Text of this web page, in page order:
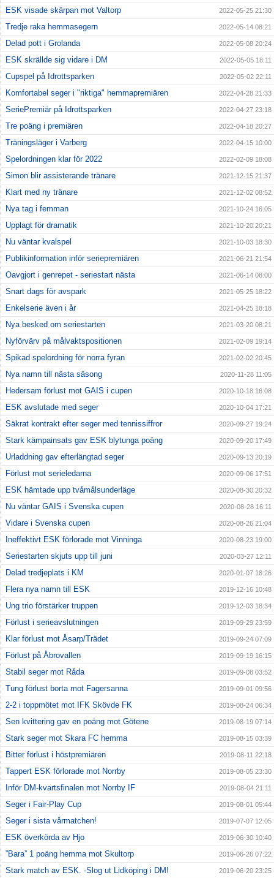
ESK visade skärpan mot Valtorp 2022-05-25 21:30
Tredje raka hemmasegern 2022-05-14 08:21
Delad pott i Grolanda 2022-05-08 20:24
ESK skrällde sig vidare i DM 2022-05-05 18:11
Cupspel på Idrottsparken 2022-05-02 22:11
Komfortabel seger i "riktiga" hemmapremiären 2022-04-28 21:33
SeriePremiär på Idrottsparken 2022-04-27 23:18
Tre poäng i premiären 2022-04-18 20:27
Träningsläger i Varberg 2022-04-15 10:00
Spelordningen klar för 2022 2022-02-09 18:08
Simon blir assisterande tränare 2021-12-15 21:37
Klart med ny tränare 2021-12-02 08:52
Nya tag i femman 2021-10-24 16:05
Upplagt för dramatik 2021-10-20 20:21
Nu väntar kvalspel 2021-10-03 18:30
Publikinformation inför seriepremiären 2021-06-21 21:54
Oavgjort i genrepet - seriestart nästa 2021-06-14 08:00
Snart dags för avspark 2021-05-25 18:22
Enkelserie även i år 2021-04-25 18:18
Nya besked om seriestarten 2021-03-20 08:21
Nyförvärv på målvaktspositionen 2021-02-09 19:14
Spikad spelordning för norra fyran 2021-02-02 20:45
Nya namn till nästa säsong 2020-11-28 11:05
Hedersam förlust mot GAIS i cupen 2020-10-18 16:08
ESK avslutade med seger 2020-10-04 17:21
Säkrat kontrakt efter seger med tennissiffror 2020-09-27 19:24
Stark kämpainsats gav ESK blytunga poäng 2020-09-20 17:49
Urladdning gav efterlängtad seger 2020-09-13 20:19
Förlust mot serieledarna 2020-09-06 17:51
ESK hämtade upp tvåmålsunderläge 2020-08-30 20:32
Nu väntar GAIS i Svenska cupen 2020-08-28 16:11
Vidare i Svenska cupen 2020-08-26 21:04
Ineffektivt ESK förlorade mot Vinninga 2020-08-23 19:00
Seriestarten skjuts upp till juni 2020-03-27 12:11
Delad tredjeplats i KM 2020-01-07 18:26
Flera nya namn till ESK 2019-12-16 10:48
Ung trio förstärker truppen 2019-12-03 18:34
Förlust i serieavslutningen 2019-09-29 23:59
Klar förlust mot Åsarp/Trädet 2019-09-24 07:09
Förlust på Åbrovallen 2019-09-19 16:15
Stabil seger mot Råda 2019-09-08 03:52
Tung förlust borta mot Fagersanna 2019-09-01 09:56
2-2 i toppmötet mot IFK Skövde FK 2019-08-24 06:34
Sen kvittering gav en poäng mot Götene 2019-08-19 07:14
Stark seger mot Skara FC hemma 2019-08-15 03:39
Bitter förlust i höstpremiären 2019-08-11 22:18
Tappert ESK förlorade mot Norrby 2019-08-05 23:30
Inför DM-kvartsfinalen mot Norrby IF 2019-08-04 21:11
Seger i Fair-Play Cup 2019-08-01 05:44
Seger i sista vårmatchen! 2019-07-07 12:05
ESK överkörda av Hjo 2019-06-30 10:40
”Bara” 1 poäng hemma mot Skultorp 2019-06-26 07:22
Stark match av ESK. -Slog ut Lidköping i DM! 2019-06-20 23:25